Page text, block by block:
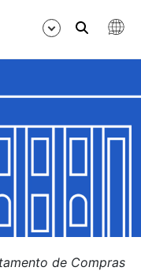
de Compras